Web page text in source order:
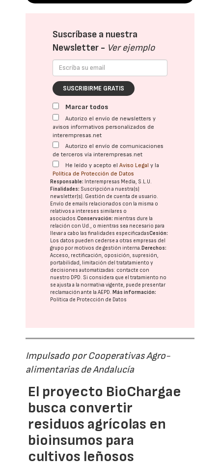
Suscríbase a nuestra
Newsletter - Ver ejemplo
SUSCRIBIRME GRATIS
Marcar todos
Autorizo el envío de newsletters y
avisos informativos personalizados de
interempresas.net
Autorizo el envío de comunicaciones
de terceros vía interempresas.net
He leído y acepto elAviso Legal y la
Política de Protección de Datos
Responsable: Interempresas Media, S.L.U.
Finalidades: Suscripción a nuestra(s)
newsletter(s). Gestión de cuenta de usuario.
Envío de emails relacionados con la misma o
relativos a intereses similares o
asociados.Conservación: mientras dure la
relación con Ud., o mientras sea necesario para
llevar a cabo las finalidades especificadasCesión:
Los datos pueden cederse a otras empresas del
grupo por motivos de gestión interna.Derechos:
Acceso, rectificación, oposición, supresión,
portabilidad, limitación del tratatamiento y
decisiones automatizadas: contacte con
nuestro DPD. Si considera que el tratamiento no
se ajusta a la normativa vigente, puede presentar
reclamación ante laAEPD.Más información:
Política de Protección de Datos
Impulsado por Cooperativas Agro-
alimentarias de Andalucía
El proyecto BioChargae
busca convertir
residuos agrícolas en
bioinsumos para
cultivos leñosos